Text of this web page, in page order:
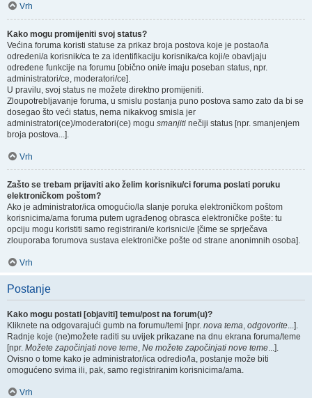
Vrh
Kako mogu promijeniti svoj status?
Većina foruma koristi statuse za prikaz broja postova koje je postao/la
određeni/a korisnik/ca te za identifikaciju korisnika/ca koji/e obavljaju
određene funkcije na forumu [obično oni/e imaju poseban status, npr.
administratori/ce, moderatori/ce].
U pravilu, svoj status ne možete direktno promijeniti.
Zloupotrebljavanje foruma, u smislu postanja puno postova samo zato da bi se
dosegao što veći status, nema nikakvog smisla jer
administratori(ce)/moderatori(ce) mogu smanjiti nečiji status [npr. smanjenjem
broja postova...].
Vrh
Zašto se trebam prijaviti ako želim korisniku/ci foruma poslati poruku
elektroničkom poštom?
Ako je administrator/ica omogućio/la slanje poruka elektroničkom poštom
korisnicima/ama foruma putem ugrađenog obrasca elektroničke pošte: tu
opciju mogu koristiti samo registrirani/e korisnici/e [čime se sprječava
zlouporaba forumova sustava elektroničke pošte od strane anonimnih osoba].
Vrh
Postanje
Kako mogu postati [objaviti] temu/post na forum(u)?
Kliknete na odgovarajući gumb na forumu/temi [npr. nova tema, odgovorite...].
Radnje koje (ne)možete raditi su uvijek prikazane na dnu ekrana foruma/teme
[npr. Možete započinjati nove teme, Ne možete započinjati nove teme...].
Ovisno o tome kako je administrator/ica odredio/la, postanje može biti
omogućeno svima ili, pak, samo registriranim korisnicima/ama.
Vrh